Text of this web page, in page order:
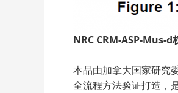
NRC CRM-ASP-Mus-d
本品由加拿大国家研究
全流程方法验证打造，